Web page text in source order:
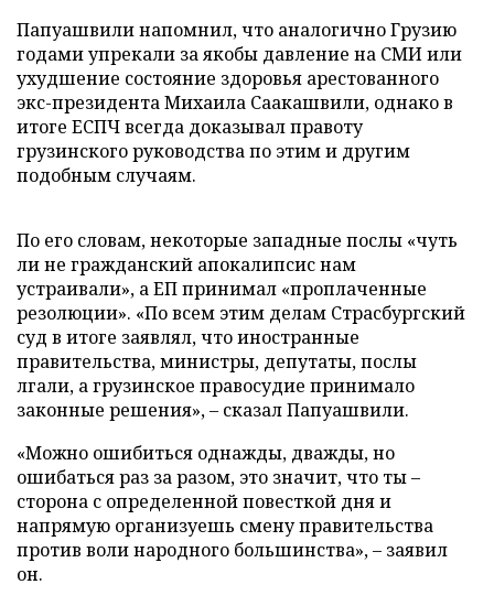
Папуашвили напомнил, что аналогично Грузию
годами упрекали за якобы давление на СМИ или
ухудшение состояние здоровья арестованного
экс-президента Михаила Саакашвили, однако в
итоге ЕСПЧ всегда доказывал правоту
грузинского руководства по этим и другим
подобным случаям.
По его словам, некоторые западные послы «чуть
ли не гражданский апокалипсис нам
устраивали», а ЕП принимал «проплаченные
резолюции». «По всем этим делам Страсбургский
суд в итоге заявлял, что иностранные
правительства, министры, депутаты, послы
лгали, а грузинское правосудие принимало
законные решения», – сказал Папуашвили.
«Можно ошибиться однажды, дважды, но
ошибаться раз за разом, это значит, что ты –
сторона с определенной повесткой дня и
напрямую организуешь смену правительства
против воли народного большинства», – заявил
он.